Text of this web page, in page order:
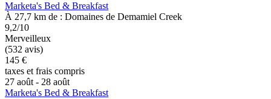
Marketa's Bed & Breakfast
À 27,7 km de : Domaines de Demamiel Creek
9,2/10
Merveilleux
(532 avis)
145 €
taxes et frais compris
27 août - 28 août
Marketa's Bed & Breakfast